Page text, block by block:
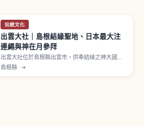
伝統文化
出雲大社｜島根結緣聖地、日本最大注
連繩與神在月參拜
出雲大社位於島根縣出雲市，供奉結緣之神大國主
大神，是日本最古老等級的神社之一。神樂殿日本
島根縣 →